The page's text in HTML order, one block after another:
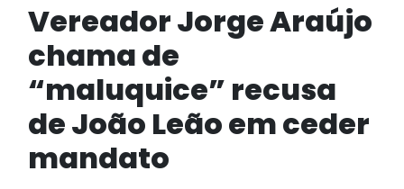
Vereador Jorge Araújo
chama de
“maluquice” recusa
de João Leão em ceder
mandato